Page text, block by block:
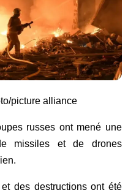
picture alliance
russes ont mené une
missiles et de drones
des destructions ont été